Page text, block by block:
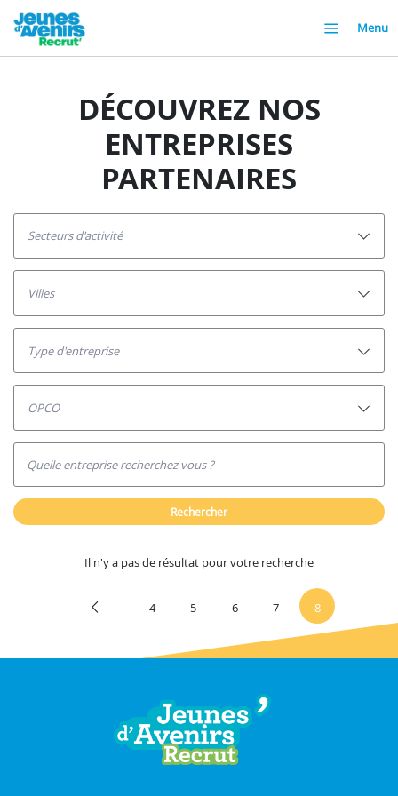
Menu
DÉCOUVREZ NOS
ENTREPRISES
PARTENAIRES
secteurs d'activité
villes
Type d'entreprise
OPCO
Quelle entreprise recherchez vous ?
rechercher
il n'y a pas de résultat pour votre recherche
4 5 6 7 8